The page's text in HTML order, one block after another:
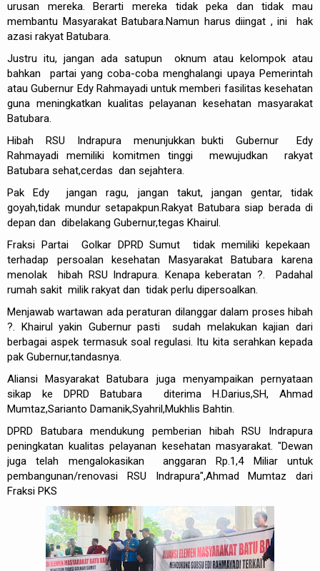
urusan mereka. Berarti mereka tidak peka dan tidak mau
membantu Masyarakat Batubara.Namun harus diingat , ini hak
azasi rakyat Batubara.
Justru itu, jangan ada satupun oknum atau kelompok atau
bahkan partai yang coba-coba menghalangi upaya Pemerintah
atau Gubernur Edy Rahmayadi untuk memberi fasilitas kesehatan
guna meningkatkan kualitas pelayanan kesehatan masyarakat
Batubara.
Hibah RSU Indrapura menunjukkan bukti Gubernur Edy
Rahmayadi memiliki komitmen tinggi mewujudkan rakyat
Batubara sehat,cerdas dan sejahtera.
Pak Edy jangan ragu, jangan takut, jangan gentar, tidak
goyah,tidak mundur setapakpun.Rakyat Batubara siap berada di
depan dan dibelakang Gubernur,tegas Khairul.
Fraksi Partai Golkar DPRD Sumut tidak memiliki kepekaan
terhadap persoalan kesehatan Masyarakat Batubara karena
menolak hibah RSU Indrapura. Kenapa keberatan ?. Padahal
rumah sakit milik rakyat dan tidak perlu dipersoalkan.
Menjawab wartawan ada peraturan dilanggar dalam proses hibah
?. Khairul yakin Gubernur pasti sudah melakukan kajian dari
berbagai aspek termasuk soal regulasi. Itu kita serahkan kepada
pak Gubernur,tandasnya.
Aliansi Masyarakat Batubara juga menyampaikan pernyataan
sikap ke DPRD Batubara diterima H.Darius,SH, Ahmad
Mumtaz,Sarianto Damanik,Syahril,Mukhlis Bahtin.
DPRD Batubara mendukung pemberian hibah RSU Indrapura
peningkatan kualitas pelayanan kesehatan masyarakat. "Dewan
juga telah mengalokasikan anggaran Rp.1,4 Miliar untuk
pembangunan/renovasi RSU Indrapura",Ahmad Mumtaz dari
Fraksi PKS